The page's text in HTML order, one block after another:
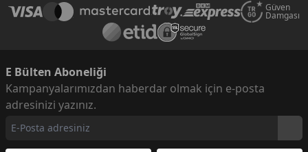
Güven
Damgası
E Bülten Aboneliği
Kampanyalarımızdan haberdar olmak için e-posta
adresinizi yazınız.